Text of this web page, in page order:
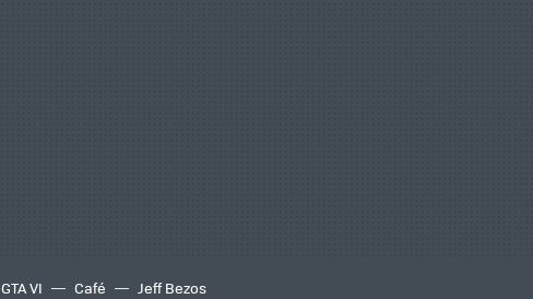
GTA VI Café Jeff Bezos